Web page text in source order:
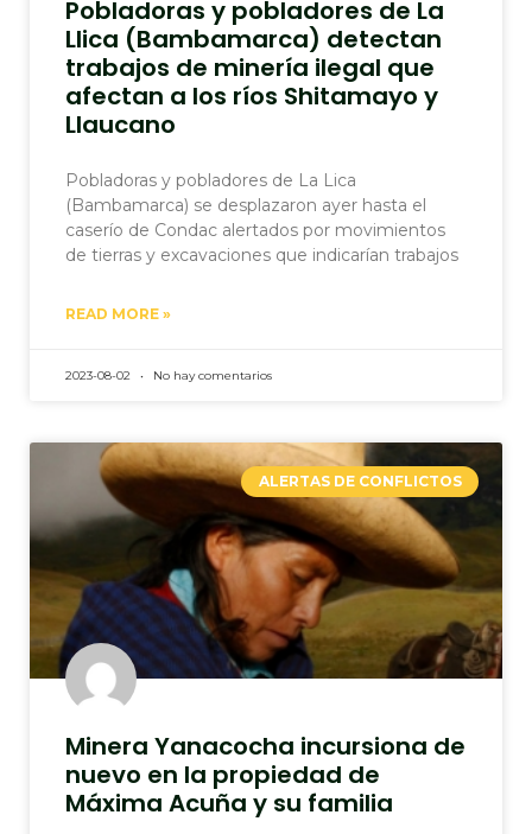
Pobladoras y pobladores de La
Llica (Bambamarca) detectan
trabajos de minería ilegal que
afectan a los ríos Shitamayo y
Llaucano
Pobladoras y pobladores de La Lica
(Bambamarca) se desplazaron ayer hasta el
caserío de Condac alertados por movimientos
de tierras y excavaciones que indicarían trabajos
READ MORE »
2023-08-02 No hay comentarios
ALERTAS DE CONFLICTOS
Minera Yanacocha incursiona de
nuevo en la propiedad de
Máxima Acuña y su familia